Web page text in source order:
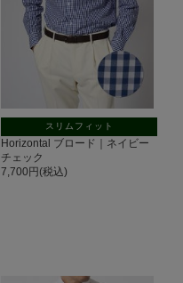
スリムフィット
Horizontal ブロード｜ネイビー
チェック
7,700円(税込)